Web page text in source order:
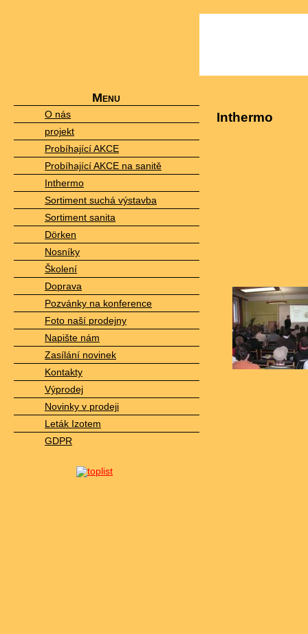
Menu
O nás
projekt
Probíhající AKCE
Probíhající AKCE na sanitě
Inthermo
Sortiment suchá výstavba
Sortiment sanita
Dörken
Nosníky
Školení
Doprava
Pozvánky na konference
Foto naší prodejny
Napište nám
Zasílání novinek
Kontakty
Výprodej
Novinky v prodeji
Leták Izotem
GDPR
Inthermo